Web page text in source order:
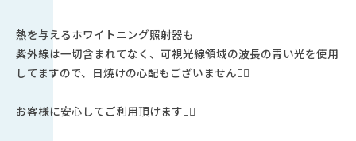
熱を与えるホワイトニング照射器も
紫外線は一切含まれてなく、可視光線領域の波長の青い光を使用
してますので、日焼けの心配もございません🙆‍♀️
お客様に安心してご利用頂けます🙇‍♀️